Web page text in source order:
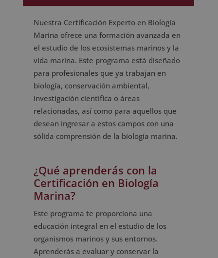
Nuestra Certificación Experto en Biología
Marina ofrece una formación avanzada en
el estudio de los ecosistemas marinos y la
vida marina. Este programa está diseñado
para profesionales que ya trabajan en
biología, conservación ambiental,
investigación científica o áreas
relacionadas, así como para aquellos que
desean ingresar a estos campos con una
sólida comprensión de la biología marina.
¿Qué aprenderás con la
Certificación en Biología
Marina?
Este programa te proporciona una
educación integral en el estudio de los
organismos marinos y sus entornos.
Aprenderás a evaluar y conservar la